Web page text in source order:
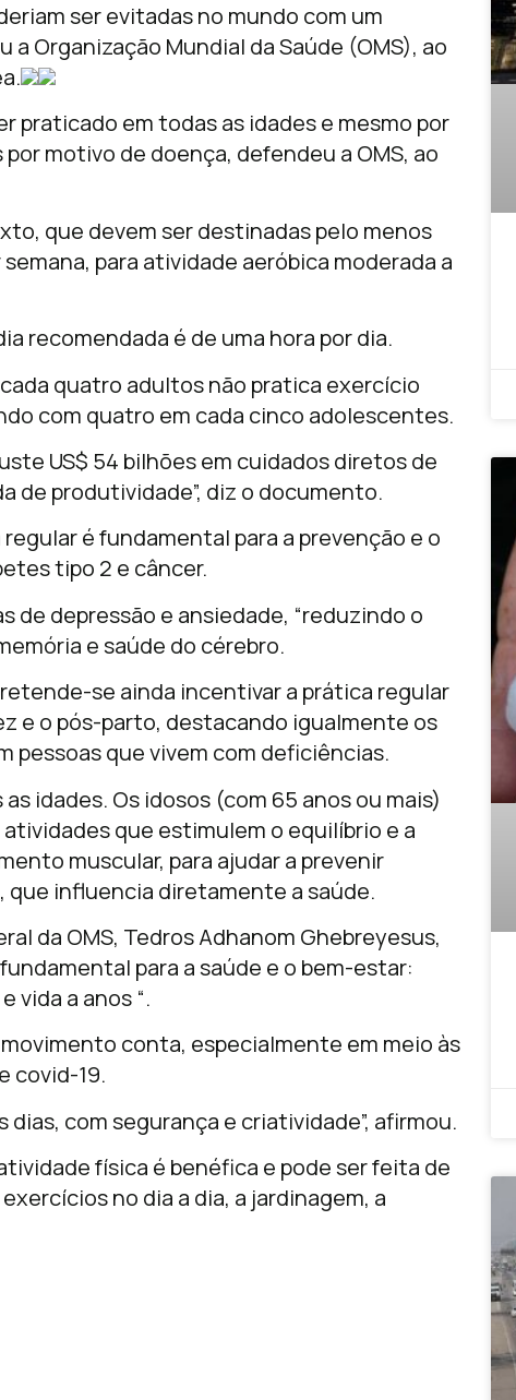
ser evitadas no mundo com um
Organização Mundial da Saúde (OMS), ao
praticado em todas as idades e mesmo por
motivo de doença, defendeu a OMS, ao
que devem ser destinadas pelo menos
para atividade aeróbica moderada a
recomendada é de uma hora por dia.
quatro adultos não pratica exercício
com quatro em cada cinco adolescentes.
US$ 54 bilhões em cuidados diretos de
de produtividade”, diz o documento.
é fundamental para a prevenção e o
tipo 2 e câncer.
de depressão e ansiedade, “reduzindo o
e saúde do cérebro.
se ainda incentivar a prática regular
e o pós-parto, destacando igualmente os
pessoas que vivem com deficiências.
idades. Os idosos (com 65 anos ou mais)
que estimulem o equilíbrio e a
muscular, para ajudar a prevenir
que influencia diretamente a saúde.
da OMS, Tedros Adhanom Ghebreyesus,
para a saúde e o bem-estar:
vida a anos “.
conta, especialmente em meio às
covid-19.
com segurança e criatividade”, afirmou.
física é benéfica e pode ser feita de
no dia a dia, a jardinagem, a